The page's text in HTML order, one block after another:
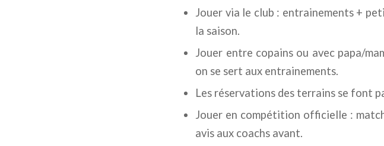
Jouer via le club : entrainements +
la saison.
Jouer entre copains ou avec papa/
on se sert aux entrainements.
Les réservations des terrains se font
Jouer en compétition officielle :
avis aux coachs avant.